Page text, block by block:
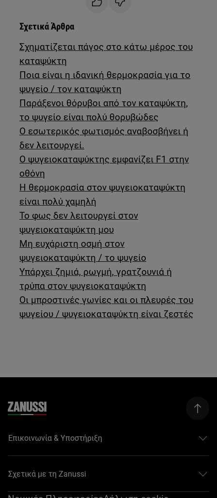
Σχετικά Άρθρα
Σχηματίζεται πάγος στο κάτω μέρος του
καταψύκτη
Ποια είναι η ιδανική θερμοκρασία για το
ψυγείο / τον καταψύκτη
Παράξενοι θόρυβοι από τον καταψύκτη,
το ψυγείο είναι πολύ θορυβώδες
Ο εσωτερικός φωτισμός αναβοσβήνει ή
δεν λειτουργεί.
Ο ψυγειοκαταψύκτης εμφανίζει F1 στην
οθόνη
Η θερμοκρασία στον ψυγειοκαταψύκτη
είναι πολύ χαμηλή
Το φως δεν λειτουργεί στον
ψυγειοκαταψύκτη μου
Μη ευχάριστη οσμή στον
ψυγειοκαταψύκτη / το ψυγείο
Υπάρχει ζημιά, ρωγμή, γρατζουνιά ή
τρύπα στον ψυγειοκαταψύκτη
Οι μπροστινές γωνίες και οι πλευρές του
ψυγείου / ψυγειοκαταψύκτη είναι ζεστές
Επικοινωνία & Υποστήριξη
Σχετικά με τη Zanussi